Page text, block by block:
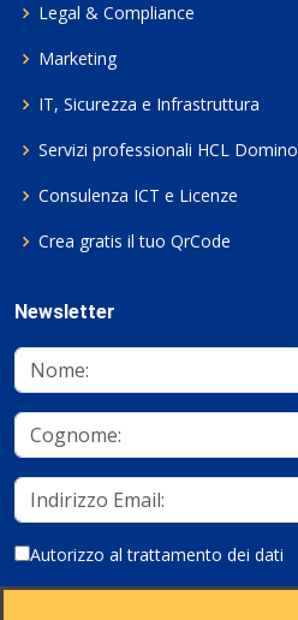
Legal & Compliance
Marketing
IT, Sicurezza e Infrastruttura
Servizi professionali HCL Domino
Consulenza ICT e Licenze
Crea gratis il tuo QrCode
Newsletter
Autorizzo al trattamento dei dati